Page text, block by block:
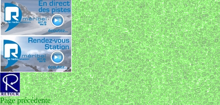
Page précédente